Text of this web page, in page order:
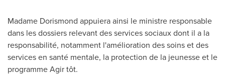
Madame Dorismond appuiera ainsi le ministre responsable
dans les dossiers relevant des services sociaux dont il a la
responsabilité, notamment l'amélioration des soins et des
services en santé mentale, la protection de la jeunesse et le
programme Agir tôt.